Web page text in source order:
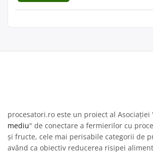
procesatori.ro este un proiect al Asociației
mediu" de conectare a fermierilor cu
și fructe, cele mai perisabile categorii de
având ca obiectiv reducerea risipei